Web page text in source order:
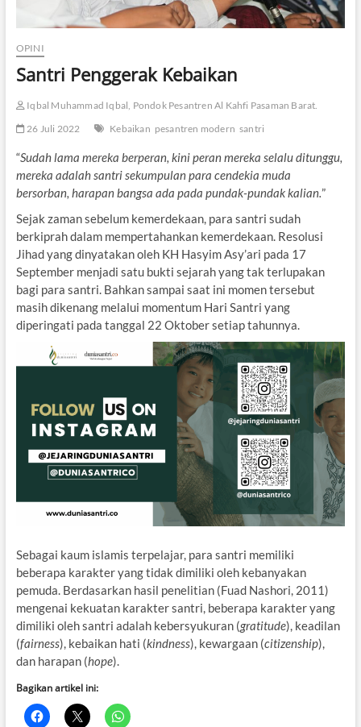
OPINI
Santri Penggerak Kebaikan
Iqbal Muhammad Iqbal, Pondok Pesantren Al Kahfi Pasaman Barat.
26 Juli 2022
Kebaikan pesantren modern santri
“Sudah lama mereka berperan, kini peran mereka selalu ditunggu,
mereka adalah santri sekumpulan para cendekia muda
bersorban, harapan bangsa ada pada pundak-pundak kalian.”
Sejak zaman sebelum kemerdekaan, para santri sudah
berkiprah dalam mempertahankan kemerdekaan. Resolusi
Jihad yang dinyatakan oleh KH Hasyim Asy’ari pada 17
September menjadi satu bukti sejarah yang tak terlupakan
bagi para santri. Bahkan sampai saat ini momen tersebut
masih dikenang melalui momentum Hari Santri yang
diperingati pada tanggal 22 Oktober setiap tahunnya.
Sebagai kaum islamis terpelajar, para santri memiliki
beberapa karakter yang tidak dimiliki oleh kebanyakan
pemuda. Berdasarkan hasil penelitian (Fuad Nashori, 2011)
mengenai kekuatan karakter santri, beberapa karakter yang
dimiliki oleh santri adalah kebersyukuran (gratitude), keadilan
(fairness), kebaikan hati (kindness), kewargaan (citizenship),
dan harapan (hope).
Bagikan artikel ini: